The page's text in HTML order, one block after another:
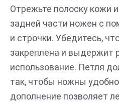
Отрежьте полоску кожи
задней части ножен с
и строчки. Убедитесь,
закреплена и выдержит
использование. Петля
так, чтобы ножны
дополнение позволяет